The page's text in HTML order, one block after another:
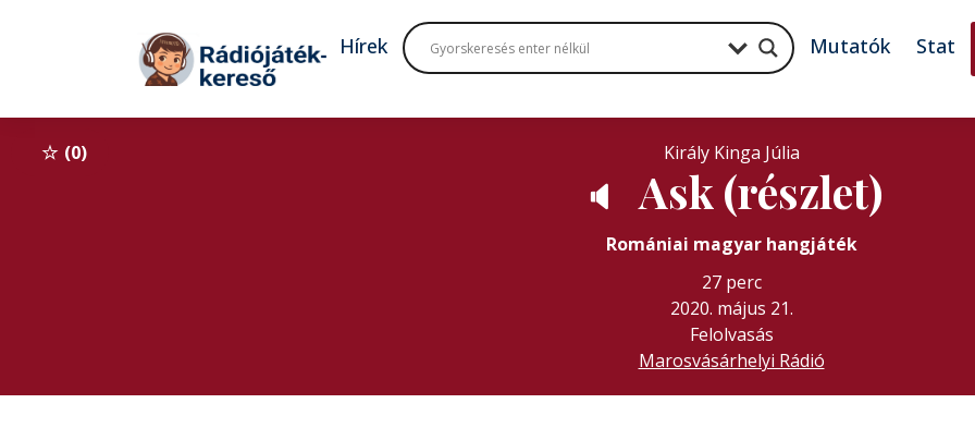
Tovább a tartalomhoz
Hírek Mutatók Stat
0 Király Kinga Júlia
🔈 Ask (részlet)
Romániai magyar hangjáték
27 perc
2020. május 21.
Felolvasás
Marosvásárhelyi Rádió